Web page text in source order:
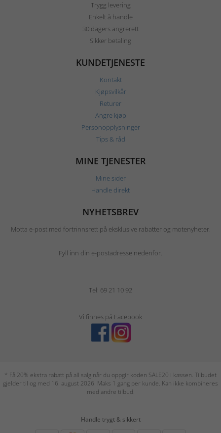
Trygg levering
Enkelt å handle
30 dagers angrerett
Sikker betaling
KUNDETJENESTE
Kontakt
Kjøpsvilkår
Returer
Angre kjøp
Personopplysninger
Tips & råd
MINE TJENESTER
Mine sider
Handle direkt
NYHETSBREV
Motta e-post med fortrinnsrett på eksklusive rabatter og motenyheter.
Fyll inn din e-postadresse nedenfor.
Tel: 69 21 10 92
Vi finnes på Facebook
* Få 20% ekstra rabatt på all salg når du oppgir koden SALE20 i kassen. Tilbudet
gjelder til og med 16. august 2026. Maks 1 gang per kunde. Kan ikke kombineres
med andre tilbud.
Handle trygt & sikkert